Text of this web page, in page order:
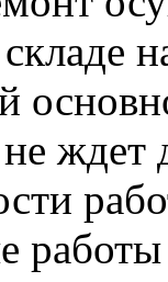
складе
ждет